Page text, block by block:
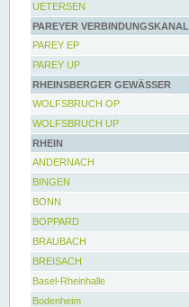
UETERSEN
PAREYER VERBINDUNGSKANAL
PAREY EP
PAREY UP
RHEINSBERGER GEWÄSSER
WOLFSBRUCH OP
WOLFSBRUCH UP
RHEIN
ANDERNACH
BINGEN
BONN
BOPPARD
BRAUBACH
BREISACH
Basel-Rheinhalle
Bodenheim